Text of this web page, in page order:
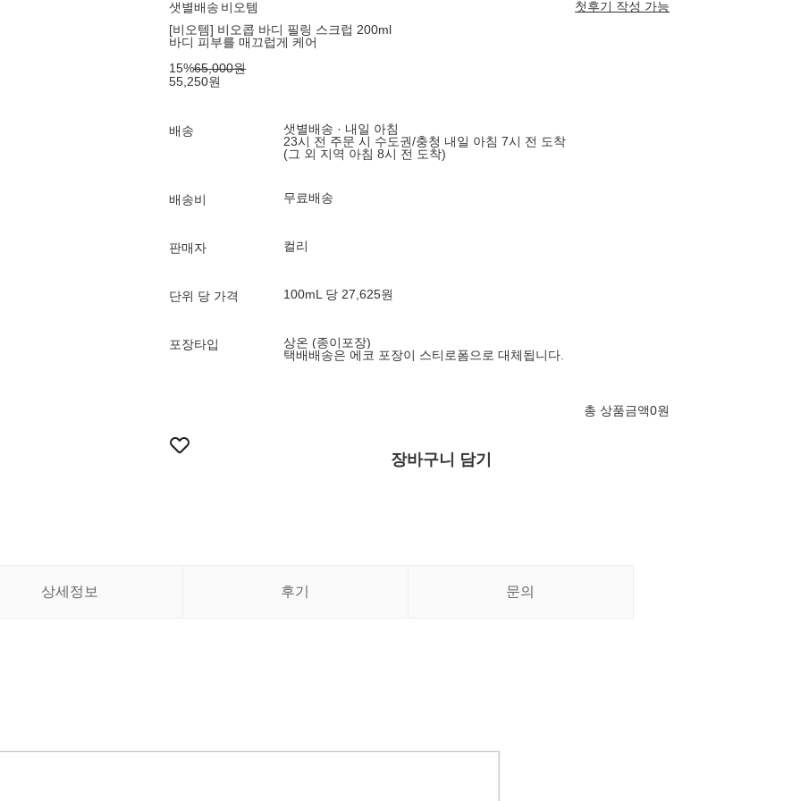
샛별배송 비오템
첫후기 작성 가능
[비오템] 비오콥 바디 필링 스크럽 200ml
바디 피부를 매끄럽게 케어
15%65,000원
55,250원
배송
샛별배송 · 내일 아침
23시 전 주문 시 수도권/충청 내일 아침 7시 전 도착
(그 외 지역 아침 8시 전 도착)
배송비 무료배송
판매자 컬리
단위 당 가격 100mL 당 27,625원
포장타입
상온 (종이포장)
택배배송은 에코 포장이 스티로폼으로 대체됩니다.
총 상품금액0원
장바구니 담기
상세정보 후기 문의